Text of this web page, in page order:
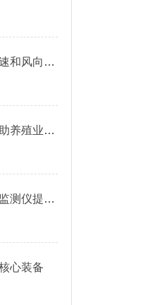
节能便携式气象站安装风速和风向的测量精度如何
农业小气候气象站如何帮助养殖业@2024全国顺丰包邮
如何利用手持式农业气象监测仪提升农作物产量？
心装备